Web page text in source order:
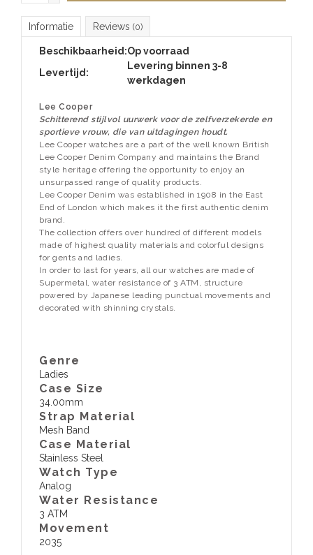
Informatie Reviews (0)
Beschikbaarheid:Op voorraad
Levertijd:
Levering binnen 3-8
werkdagen
Lee Cooper
Schitterend stijlvol uurwerk voor de zelfverzekerde en
sportieve vrouw, die van uitdagingen houdt.
Lee Cooper watches are a part of the well known British
Lee Cooper Denim Company and maintains the Brand
style heritage offering the opportunity to enjoy an
unsurpassed range of quality products.
Lee Cooper Denim was established in 1908 in the East
End of London which makes it the first authentic denim
brand.
The collection offers over hundred of different models
made of highest quality materials and colorful designs
for gents and ladies.
In order to last for years, all our watches are made of
Supermetal, water resistance of 3 ATM, structure
powered by Japanese leading punctual movements and
decorated with shinning crystals.
Genre
Ladies
Case Size
34.00mm
Strap Material
Mesh Band
Case Material
Stainless Steel
Watch Type
Analog
Water Resistance
3 ATM
Movement
2035